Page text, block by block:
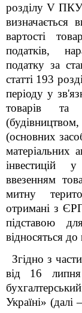
розділу V ПКУ
визначається
вартості
податків,
податку за
статті 193
періоду у
товарів та
(основних
матеріальних
інвестицій
ввезенням
митну
отримані з
підставою
відносяться
Згідно з
від 16
Україні»